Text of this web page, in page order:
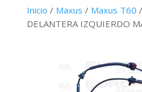
Inicio / Maxus / Maxus T60 /
DELANTERA IZQUIERDO